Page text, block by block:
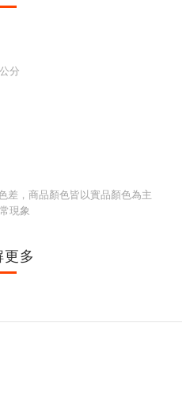
分
差，商品顏色皆以實品顏色為主
現象
更多